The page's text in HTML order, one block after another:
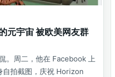
元宇宙 被欧美网友群
。周二，他在 Facebook 上
拍截图，庆祝 Horizon